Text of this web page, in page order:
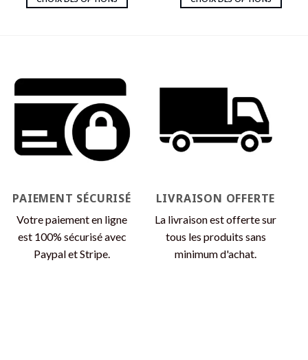
options
peuvent
être
choisies
sur
du
produit
options
peuvent
être
choisies
du
produit
PAIEMENT SÉCURISÉ
Votre paiement en ligne
est 100% sécurisé avec
Paypal et Stripe.
LIVRAISON OFFERTE
La livraison est offerte sur
tous les produits sans
minimum d'achat.